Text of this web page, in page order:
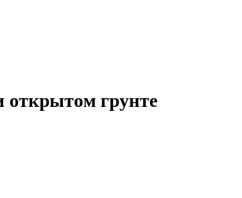
открытом грунте